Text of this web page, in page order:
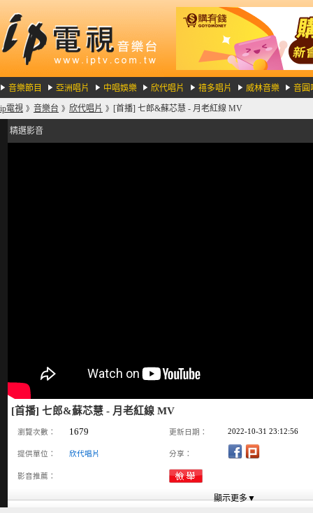
音樂節目 亞洲唱片 中唱娛樂 欣代唱片 禧多唱片 威林音樂 音圓
ip電視 》 音樂台 》 欣代唱片 》 [首播] 七郎&蘇芯慧 - 月老紅線 MV
精選影音
[首播] 七郎&蘇芯慧 - 月老紅線 MV
瀏覽次數： 1679 更新日期： 2022-10-31 23:12:56
提供單位： 欣代唱片 分享：
影音推薦：